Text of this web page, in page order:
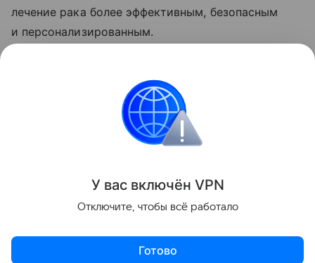
лечение рака более эффективным, безопасным
и персонализированным.
антитела матери нарушают свертывание крови
У вас включён VPN
Отключите, чтобы всё работало
Готово